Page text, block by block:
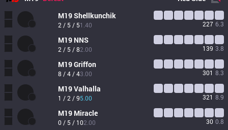
M19Shellkunchik
2 / 5 / 51.40 227 6.3
M19 NNS
2 / 5 / 82.00 139 3.8
M19Griffon
8 / 4 / 43.00 301 8.3
M19Valhalla
1 / 2 / 95.00 321 8.9
M19 Miracle
0 / 5 / 102.00 30 0.8